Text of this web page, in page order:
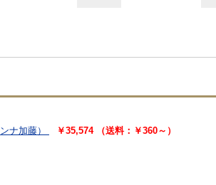
ナ加藤）
￥35,574 （送料：￥360～）